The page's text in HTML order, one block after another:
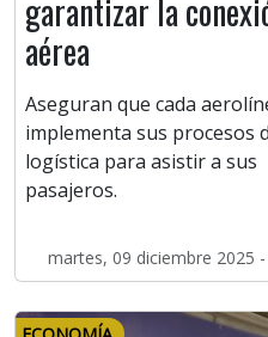
garantizar la
aérea
Aseguran que cada
implementa sus procesos
logística para asistir a sus
pasajeros.
martes, 09 diciembre 2025 -